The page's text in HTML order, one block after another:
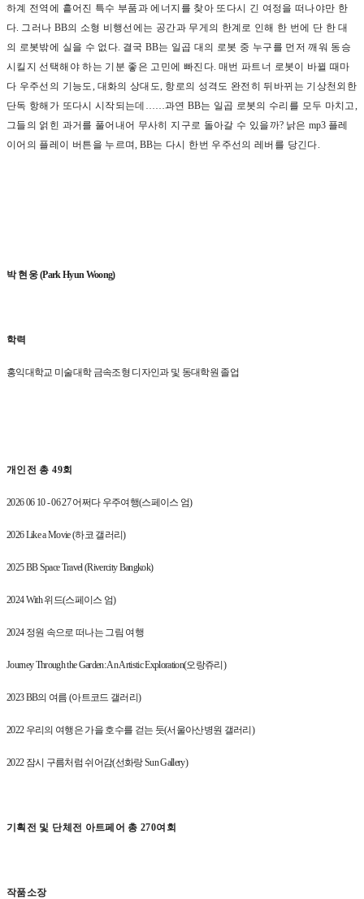
하계 전역에 흩어진 특수 부품과 에너지를 찾아 또다시 긴 여정을 떠나야만 한
다. 그러나 BB의 소형 비행선에는 공간과 무게의 한계로 인해 한 번에 단 한 대
의 로봇밖에 실을 수 없다. 결국BB는 일곱 대의 로봇 중 누구를 먼저 깨워 동승
시킬지 선택해야 하는 기분 좋은 고민에 빠진다. 매번 파트너 로봇이 바뀔 때마
다 우주선의 기능도, 대화의 상대도, 항로의 성격도 완전히 뒤바뀌는 기상천외한
단독 항해가 또다시 시작되는데 ……과연 BB는 일곱 로봇의 수리를 모두 마치고,
그들의 얽힌 과거를 풀어내어 무사히 지구로 돌아갈 수 있을까? 낡은 mp3 플레
이어의 플레이 버튼을 누르며, BB는 다시 한번 우주선의 레버를 당긴다.
박 현 웅(Park Hyun Woong)
학력
홍익대학교 미술대학 금속조형 디자인과 및 동대학원 졸업
개인전 총49회
2026 06 10 - 06 27어쩌다 우주여행(스페이스 엄)
2026 Like a Movie (하코 갤러리)
2025 BB Space Travel (Rivercity Bangkok)
2024 With위드(스페이스 엄)
2024 정원 속으로 떠나는 그림 여행
Journey Through the Garden: An Artistic Exploration(오랑쥬리 )
2023 BB의 여름(아트코드 갤러리)
2022 우리의 여행은 가을 호수를 걷는 듯(서울아산병원 갤러리 )
2022 잠시 구름처럼 쉬어감(선화랑Sun Gallery)
기획전 및 단체전 아트페어 총270여회
작품소장